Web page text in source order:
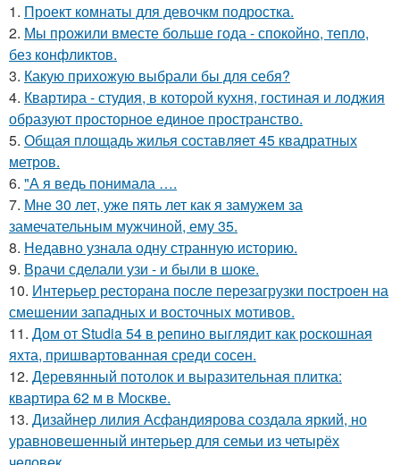
1. Проект комнаты для девочкм подростка.
2. Мы прожили вместе больше года - спокойно, тепло,
без конфликтов.
3. Какую прихожую выбрали бы для себя?
4. Квартира - студия, в которой кухня, гостиная и лоджия
образуют просторное единое пространство.
5. Общая площадь жилья составляет 45 квадратных
метров.
6. "А я ведь понимала ….
7. Мне 30 лет, уже пять лет как я замужем за
замечательным мужчиной, ему 35.
8. Недавно узнала одну странную историю.
9. Врачи сделали узи - и были в шоке.
10. Интерьер ресторана после перезагрузки построен на
смешении западных и восточных мотивов.
11. Дом от Studia 54 в репино выглядит как роскошная
яхта, пришвартованная среди сосен.
12. Деревянный потолок и выразительная плитка:
квартира 62 м в Москве.
13. Дизайнер лилия Асфандиярова создала яркий, но
уравновешенный интерьер для семьи из четырёх